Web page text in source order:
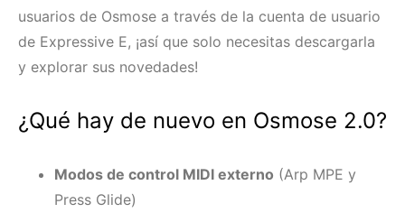
usuarios de Osmose a través de la cuenta de usuario
de Expressive E, ¡así que solo necesitas descargarla
y explorar sus novedades!
¿Qué hay de nuevo en Osmose 2.0?
Modos de control MIDI externo (Arp MPE y
Press Glide)